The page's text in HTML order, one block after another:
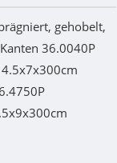
gehobelt,
36.0040P